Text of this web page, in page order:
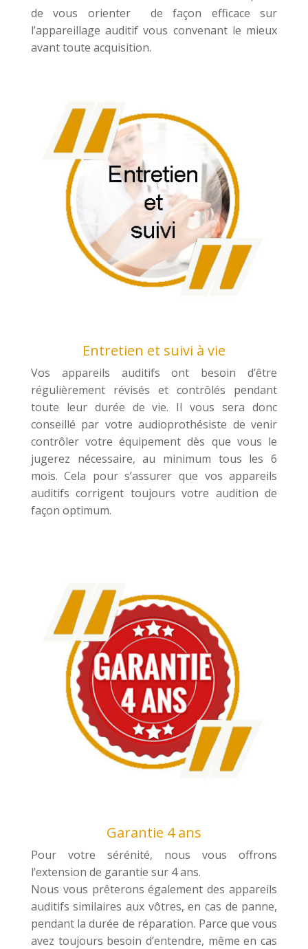
de vous orienter de façon efficace sur
l’appareillage auditif vous convenant le mieux
avant toute acquisition.
Entretien et suivi à vie
Vos appareils auditifs ont besoin d’être
régulièrement révisés et contrôlés pendant
toute leur durée de vie. Il vous sera donc
conseillé par votre audioprothésiste de venir
contrôler votre équipement dès que vous le
jugerez nécessaire, au minimum tous les 6
mois. Cela pour s’assurer que vos appareils
auditifs corrigent toujours votre audition de
façon optimum.
Garantie 4 ans
Pour votre sérénité, nous vous offrons
l’extension de garantie sur 4 ans.
Nous vous prêterons également des appareils
auditifs similaires aux vôtres, en cas de panne,
pendant la durée de réparation. Parce que vous
avez toujours besoin d’entendre, même en cas